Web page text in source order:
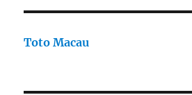
Toto Macau